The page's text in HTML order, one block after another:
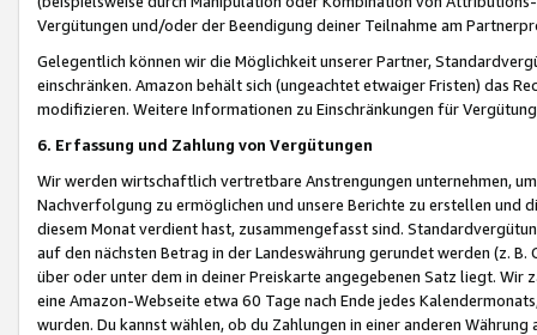
Vergütungen und/oder der Beendigung deiner Teilnahme am
Gelegentlich können wir die Möglichkeit unserer Partner,
einschränken. Amazon behält sich (ungeachtet etwaiger Fristen) das
modifizieren. Weitere Informationen zu Einschränkungen für
6. Erfassung und Zahlung von Vergütungen
Wir werden wirtschaftlich vertretbare Anstrengungen unternehmen,
Nachverfolgung zu ermöglichen und unsere Berichte zu erstellen und
diesem Monat verdient hast, zusammengefasst sind.
auf den nächsten Betrag in der Landeswährung gerundet werden (z.
über oder unter dem in deiner Preiskarte angegebenen Satz liegt.
eine Amazon-Webseite etwa 60 Tage nach Ende jedes
wurden. Du kannst wählen, ob du Zahlungen in einer anderen